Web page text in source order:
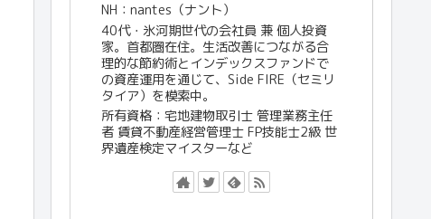
NH：nantes（ナント）
40代・氷河期世代の会社員 兼 個人投資
家。首都圏在住。生活改善につながる合
理的な節約術とインデックスファンドで
の資産運用を通じて、Side FIRE（セミリ
タイア）を模索中。
所有資格：宅地建物取引士 管理業務主任
者 賃貸不動産経営管理士 FP技能士2級 世
界遺産検定マイスターなど